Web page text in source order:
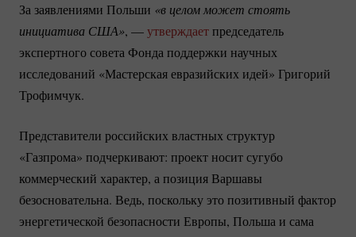
За заявлениями Польши «в целом может стоять
инициатива США», —утверждаетпредседатель
экспертного совета Фонда поддержки научных
исследований «Мастерская евразийских идей» Григорий
Трофимчук.
Представители российских властных структур
«Газпрома» подчеркивают: проект носит сугубо
коммерческий характер, а позиция Варшавы
безосновательна. Ведь, поскольку это позитивный фактор
энергетической безопасности Европы, Польша и сама